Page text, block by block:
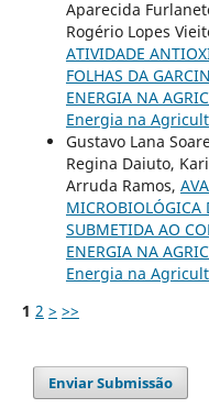
Aparecida
Rogério Lopes
ATIVIDADE
FOLHAS DA
ENERGIA NA
Energia na
Gustavo Lana
Regina Daiuto,
Arruda Ramos,
MICROBIOLÓGICA
SUBMETIDA AO
ENERGIA NA
Energia na
1 2 > >>
Enviar Submissão